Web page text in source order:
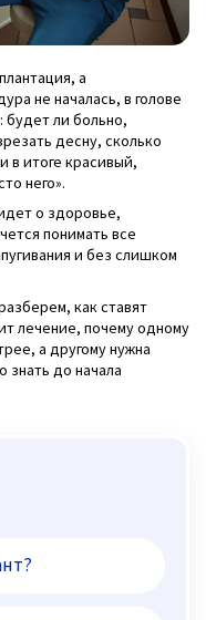
а
не началась, в голове
будет ли больно,
десну, сколько
в итоге красивый,
него».
о здоровье,
понимать все
и без слишком
как ставят
лечение, почему одному
а другому нужна
знать до начала